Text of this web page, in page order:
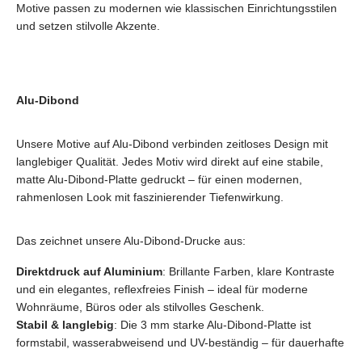
Motive passen zu modernen wie klassischen Einrichtungsstilen
und setzen stilvolle Akzente.
Alu-Dibond
Unsere Motive auf Alu-Dibond verbinden zeitloses Design mit
langlebiger Qualität. Jedes Motiv wird direkt auf eine stabile,
matte Alu-Dibond-Platte gedruckt – für einen modernen,
rahmenlosen Look mit faszinierender Tiefenwirkung.
Das zeichnet unsere Alu-Dibond-Drucke aus:
Direktdruck auf Aluminium: Brillante Farben, klare Kontraste
und ein elegantes, reflexfreies Finish – ideal für moderne
Wohnräume, Büros oder als stilvolles Geschenk.
Stabil & langlebig: Die 3 mm starke Alu-Dibond-Platte ist
formstabil, wasserabweisend und UV-beständig – für dauerhafte